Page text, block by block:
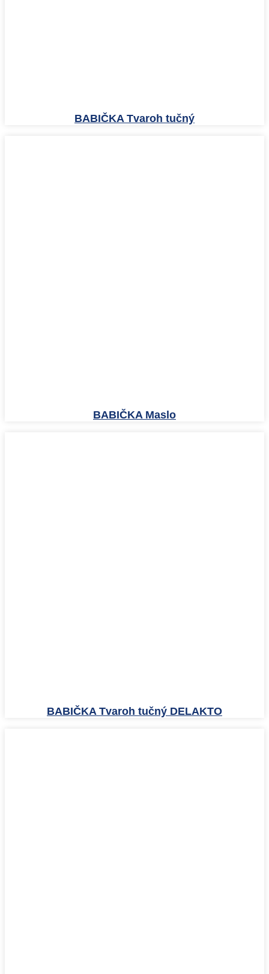
BABIČKA Tvaroh tučný
BABIČKA Maslo
BABIČKA Tvaroh tučný DELAKTO